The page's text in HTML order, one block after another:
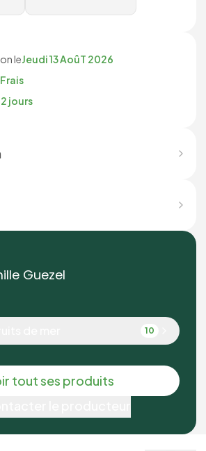
leJeudi 13 AoûT 2026
Frais
2 jours
Guezel
10
tout ses produits